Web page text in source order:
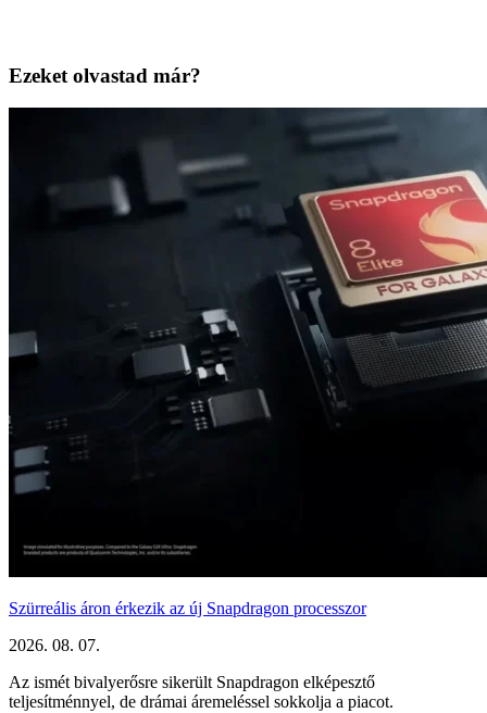
Ezeket olvastad már?
Szürreális áron érkezik az új Snapdragon processzor
2026. 08. 07.
Az ismét bivalyerősre sikerült Snapdragon elképesztő
teljesítménnyel, de drámai áremeléssel sokkolja a piacot.